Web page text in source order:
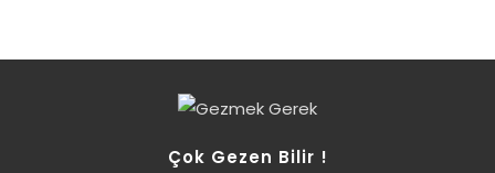
Çok Gezen Bilir !